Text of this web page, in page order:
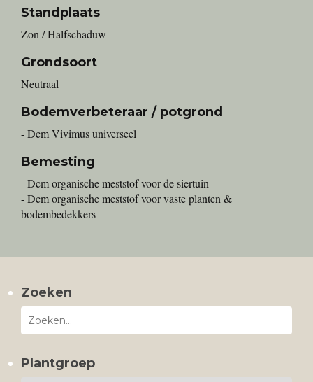
Standplaats
Zon / Halfschaduw
Grondsoort
Neutraal
Bodemverbeteraar / potgrond
- Dcm Vivimus universeel
Bemesting
- Dcm organische meststof voor de siertuin
- Dcm organische meststof voor vaste planten &
bodembedekkers
Zoeken
Plantgroep